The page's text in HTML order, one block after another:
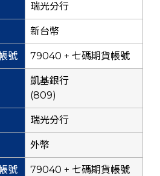
瑞光分行
新台幣
79040 + 七碼期貨帳號
凱基銀行
(809)
瑞光分行
外幣
79040 + 七碼期貨帳號